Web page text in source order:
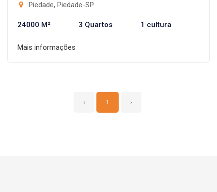
Piedade, Piedade-SP
24000 M² 3 Quartos 1 cultura
Mais informações
‹ 1 ›